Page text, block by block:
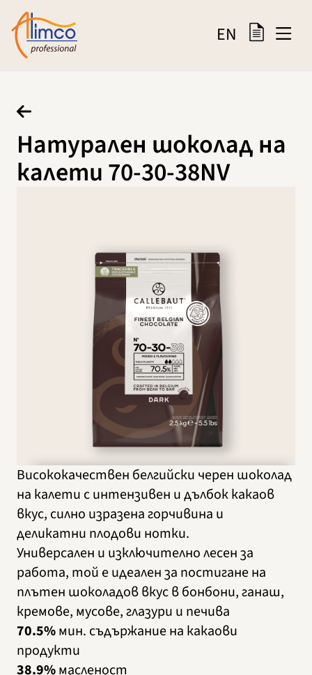
EN
Натурален шоколад на
калети 70-30-38NV
Висококачествен белгийски черен шоколад
на калети с интензивен и дълбок какаов
вкус, силно изразена горчивина и
деликатни плодови нотки.
Универсален и изключително лесен за
работа, той е идеален за постигане на
плътен шоколадов вкус в бонбони, ганаш,
кремове, мусове, глазури и печива
70.5%мин. съдържание на какаови
продукти
38.9%масленост